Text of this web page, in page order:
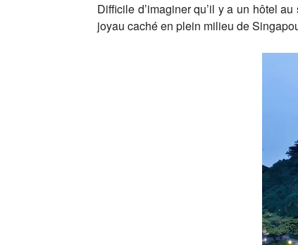
Difficile d’imaginer qu’il y a un hôtel
joyau caché en plein milieu de